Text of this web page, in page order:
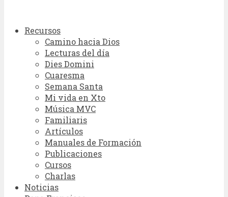
Recursos
Camino hacia Dios
Lecturas del día
Dies Domini
Cuaresma
Semana Santa
Mi vida en Xto
Música MVC
Familiaris
Artículos
Manuales de Formación
Publicaciones
Cursos
Charlas
Noticias